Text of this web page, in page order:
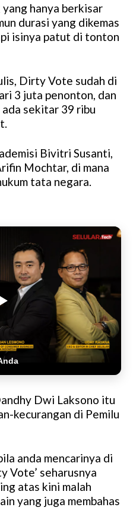
M
u
t
hanya berkisar
durasi yang dikemas
isinya patut di tonton
Dirty Vote sudah di
3 juta penonton, dan
sekitar 39 ribu
Bivitri Susanti,
Mochtar, di mana
tata negara.
Dwi Laksono itu
kecurangan di Pemilu
anda mencarinya di
Vote’ seharusnya
atas kini malah
yang juga membahas